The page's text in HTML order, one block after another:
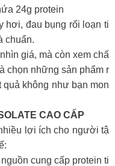
24g protein
hơi, đau bụng rối loạn ti
chuẩn.
giá, mà còn xem chấ
chọn những sản phẩm r
không như bạn mon
CAO CẤP
lợi ích cho người tậ
cung cấp protein ti